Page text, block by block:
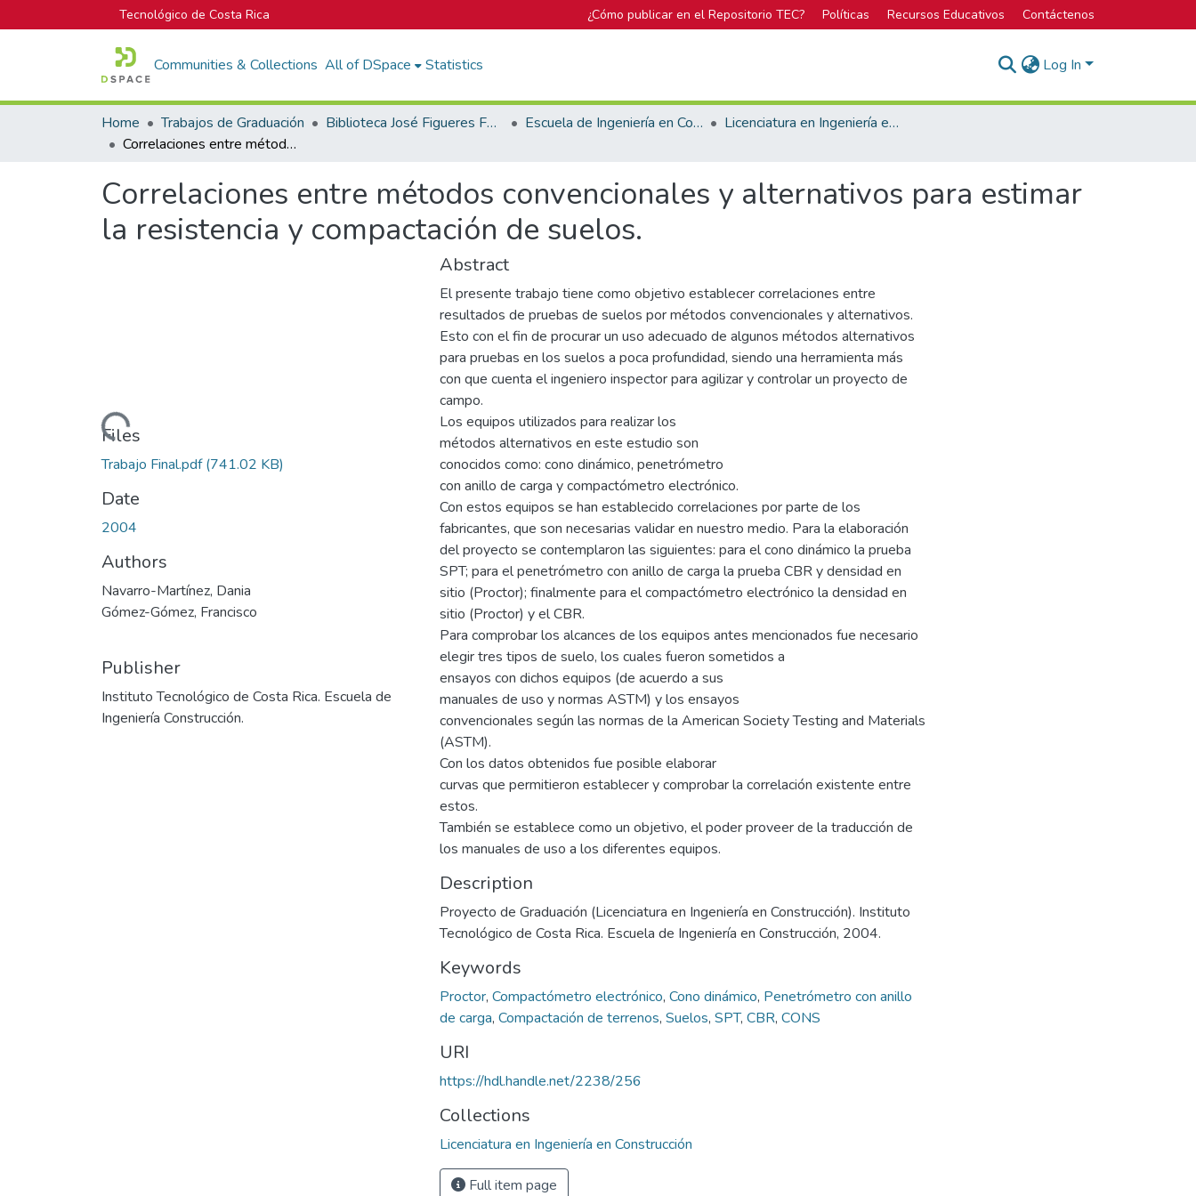
Tecnológico de Costa Rica ¿Cómo publicar en el Repositorio TEC? Políticas Recursos Educativos Contáctenos
Communities & Collections All of DSpace Statistics Log In
Home Trabajos de Graduación Biblioteca José Figueres Ferrer Escuela de Ingeniería en Construcción
Licenciatura en Ingeniería en Construcción
Correlaciones entre métodos convencionales y alternativos para estimar la resistencia y compactación de suelos.
Correlaciones entre métodos convencionales y alternativos para estimar
la resistencia y compactación de suelos.
Loading...
Files
Trabajo Final.pdf(741.02 KB)
Date
2004
Authors
Navarro-Martínez, Dania
Gómez-Gómez, Francisco
Publisher
Instituto Tecnológico de Costa Rica. Escuela de
Ingeniería Construcción.
Abstract
El presente trabajo tiene como objetivo establecer correlaciones entre
resultados de pruebas de suelos por métodos convencionales y alternativos.
Esto con el fin de procurar un uso adecuado de algunos métodos alternativos
para pruebas en los suelos a poca profundidad, siendo una herramienta más
con que cuenta el ingeniero inspector para agilizar y controlar un proyecto de
campo.
Los equipos utilizados para realizar los
métodos alternativos en este estudio son
conocidos como: cono dinámico, penetrómetro
con anillo de carga y compactómetro electrónico.
Con estos equipos se han establecido correlaciones por parte de los
fabricantes, que son necesarias validar en nuestro medio. Para la elaboración
del proyecto se contemplaron las siguientes: para el cono dinámico la prueba
SPT; para el penetrómetro con anillo de carga la prueba CBR y densidad en
sitio (Proctor); finalmente para el compactómetro electrónico la densidad en
sitio (Proctor) y el CBR.
Para comprobar los alcances de los equipos antes mencionados fue necesario
elegir tres tipos de suelo, los cuales fueron sometidos a
ensayos con dichos equipos (de acuerdo a sus
manuales de uso y normas ASTM) y los ensayos
convencionales según las normas de la American Society Testing and Materials
(ASTM).
Con los datos obtenidos fue posible elaborar
curvas que permitieron establecer y comprobar la correlación existente entre
estos.
También se establece como un objetivo, el poder proveer de la traducción de
los manuales de uso a los diferentes equipos.
Description
Proyecto de Graduación (Licenciatura en Ingeniería en Construcción). Instituto
Tecnológico de Costa Rica. Escuela de Ingeniería en Construcción, 2004.
Keywords
Proctor, Compactómetro electrónico, Cono dinámico, Penetrómetro con anillo
de carga, Compactación de terrenos, Suelos, SPT, CBR, CONS
URI
https://hdl.handle.net/2238/256
Collections
Licenciatura en Ingeniería en Construcción
Full item page